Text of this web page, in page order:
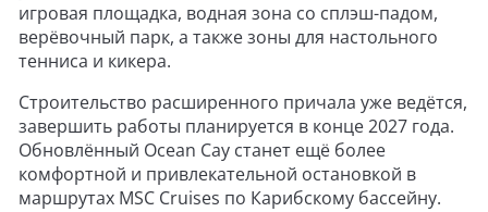
игровая площадка, водная зона со сплэш-падом,
верёвочный парк, а также зоны для настольного
тенниса и кикера.
Строительство расширенного причала уже ведётся,
завершить работы планируется в конце 2027 года.
Обновлённый Ocean Cay станет ещё более
комфортной и привлекательной остановкой в
маршрутах MSC Cruises по Карибскому бассейну.